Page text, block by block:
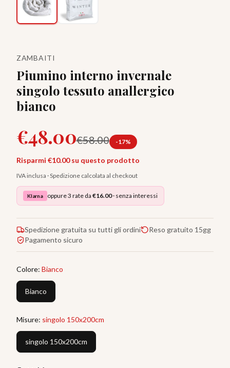
ZAMBAITI
Piumino interno invernale
singolo tessuto anallergico
bianco
€48.00€58.00 -17%
Risparmi €10.00su questo prodotto
IVA inclusa · Spedizione calcolata al checkout
Klarna oppure 3 rate da €16.00· senza interessi
Spedizione gratuita su tutti gli ordini
Reso gratuito 15gg
Pagamento sicuro
Colore: Bianco
Bianco
Misure: singolo 150x200cm
singolo 150x200cm